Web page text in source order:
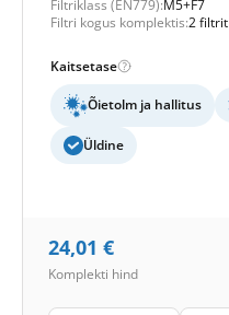
Filtriklass (EN779):M5+F7
Filtri kogus komplektis:2 filtrit
Kaitsetase
Õietolm ja hallitus
Üldine
24,01 €
Komplekti hind